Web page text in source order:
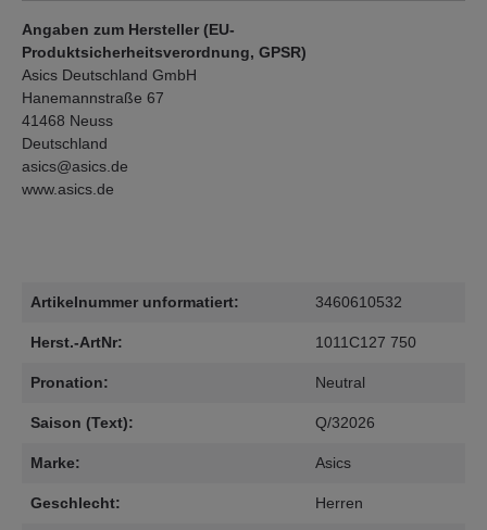
Angaben zum Hersteller (EU-
Produktsicherheitsverordnung, GPSR)
Asics Deutschland GmbH
Hanemannstraße 67
41468 Neuss
Deutschland
asics@asics.de
www.asics.de
Artikelnummer unformatiert: 3460610532
Herst.-ArtNr: 1011C127 750
Pronation: Neutral
Saison (Text): Q/32026
Marke: Asics
Geschlecht: Herren